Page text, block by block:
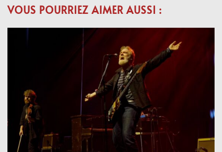
VOUS POURRIEZ AIMER AUSSI :